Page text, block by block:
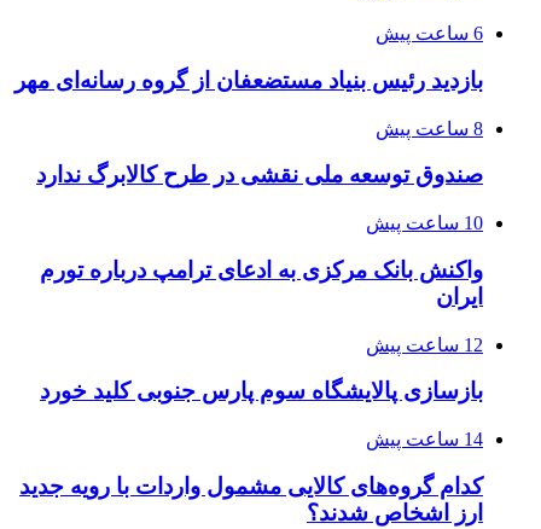
6 ساعت پیش
بازدید رئیس بنیاد مستضعفان از گروه رسانه‌ای مهر
8 ساعت پیش
صندوق توسعه ملی نقشی در طرح کالابرگ ندارد
10 ساعت پیش
واکنش بانک مرکزی به ادعای ترامپ درباره تورم
ایران
12 ساعت پیش
بازسازی پالایشگاه سوم پارس جنوبی کلید خورد
14 ساعت پیش
کدام گروه‌های کالایی مشمول واردات با رویه جدید
ارز اشخاص شدند؟